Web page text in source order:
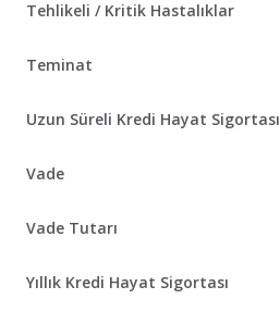
Tehlikeli / Kritik Hastalıklar
Teminat
Uzun Süreli Kredi Hayat Sigortası
Vade
Vade Tutarı
Yıllık Kredi Hayat Sigortası